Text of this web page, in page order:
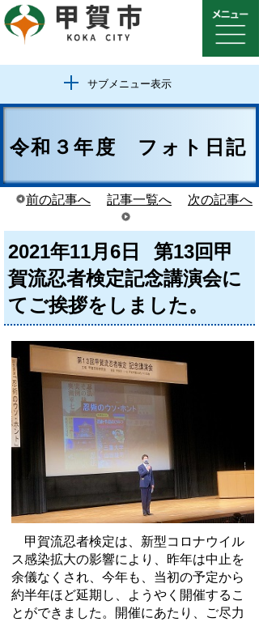
サブメニュー表示
令和３年度 フォト日記
前の記事へ 記事一覧へ 次の記事へ
2021年11月6日
第13回甲
賀流忍者検定記念講演会に
てご挨拶をしました。
甲賀流忍者検定は、新型コロナウイル
ス感染拡大の影響により、昨年は中止を
余儀なくされ、今年も、当初の予定から
約半年ほど延期し、ようやく開催するこ
とができました。開催にあたり、ご尽力